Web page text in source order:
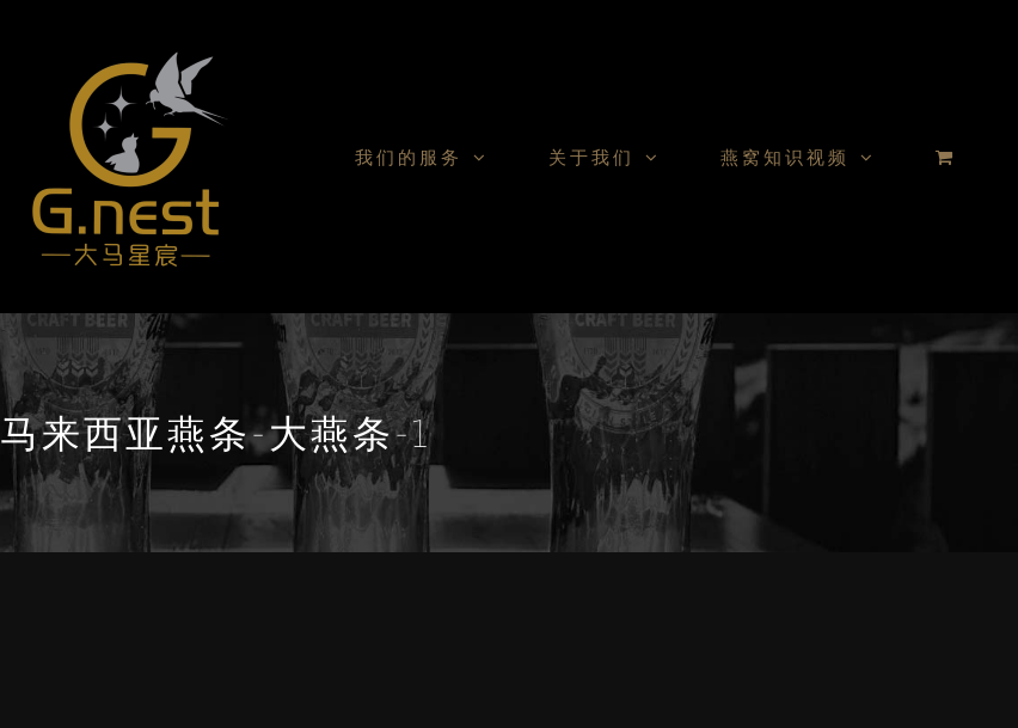
我们的服务 关于我们 燕窝知识视频
马来西亚燕条-大燕条-1